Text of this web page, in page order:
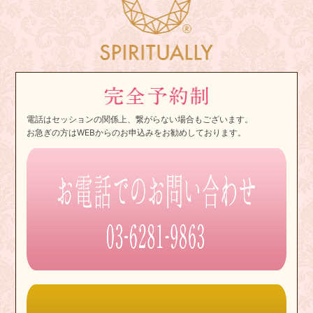
電話はセッションの関係上、繋がらない場合もございます。
お急ぎの方はWEBからのお申込みをお勧めしております。